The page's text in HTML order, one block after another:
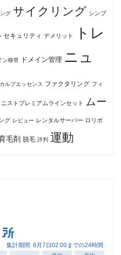
グ サイクリング シンプ
セキュリティ デメリット
トレ
ン移管 ドメイン管理 ニュ
ルプエッセンス ファクタリング フィ
ストプレミアムラインセット ムー
グ レビュー レンタルサーバー ロリポ
毛剤 脱毛 評判 運動